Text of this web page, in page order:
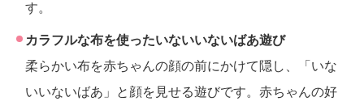
す。
カラフルな布を使ったいないいないばあ遊び
柔らかい布を赤ちゃんの顔の前にかけて隠し、「いな
いいないばあ」と顔を見せる遊びです。赤ちゃんの好